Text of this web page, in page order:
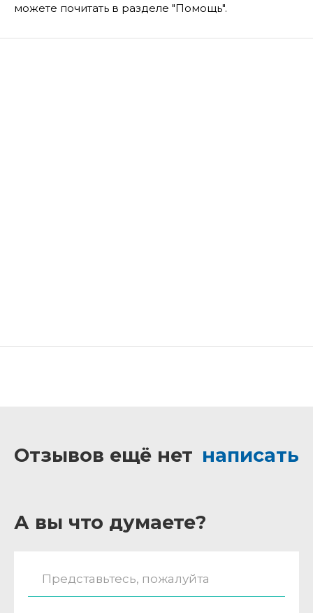
можете почитать в разделе "Помощь".
Отзывов ещё нет написать
А вы что думаете?